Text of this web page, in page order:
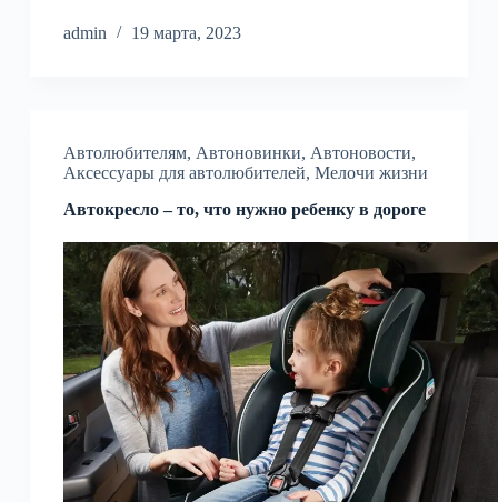
admin 19 марта, 2023
Автолюбителям, Автоновинки, Автоновости,
Аксессуары для автолюбителей, Мелочи жизни
Автокресло – то, что нужно ребенку в дороге